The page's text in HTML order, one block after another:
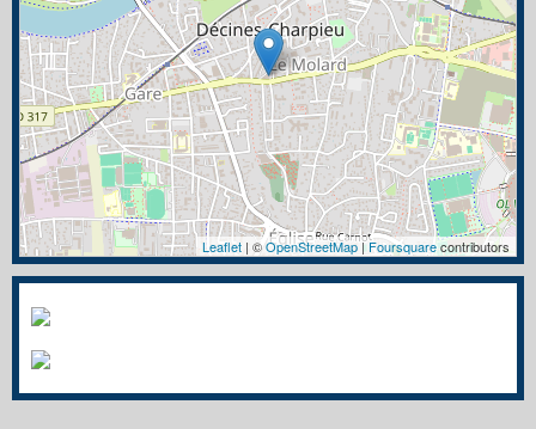
Leaflet | ©OpenStreetMap|Foursquarecontributors